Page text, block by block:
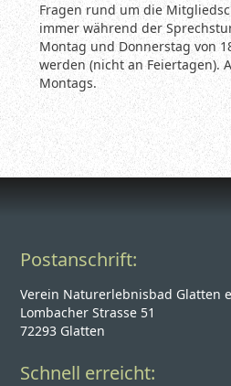
Fragen rund um die
immer während der
Montag und Donnerstag von
werden (nicht an Feiertagen).
Montags.
Postanschrift:
Verein Naturerlebnisbad Glatten
Lombacher Strasse 51
72293 Glatten
Schnell erreicht: